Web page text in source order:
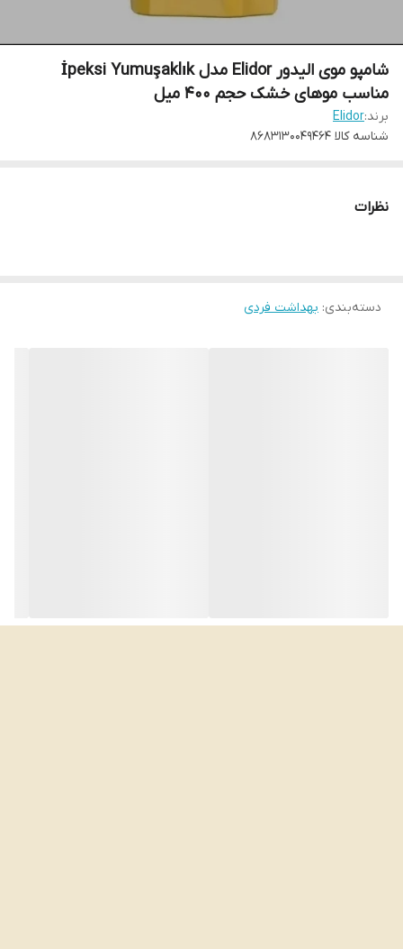
شامپو موی الیدور Elidor مدل İpeksi Yumuşaklık
مناسب موهای خشک حجم ۴۰۰ میل
برند:Elidor
شناسه کالا ۸۶۸۳۱۳۰۰۴۹۴۶۴
نظرات
دسته‌بندی: بهداشت فردی